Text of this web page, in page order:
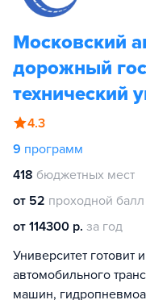
Московский
дорожный
технический
4.3
9 программ
418 бюджетных мест
от 52 проходной балл
от 114300 р. за год
Университет готовит
автомобильного
машин,